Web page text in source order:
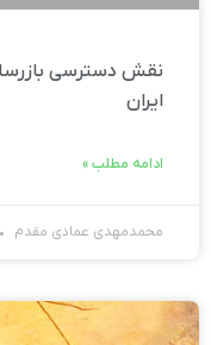
نقش دسترسی
ایران
ادامه مطلب »
محمدمهدی عمادی مقدم